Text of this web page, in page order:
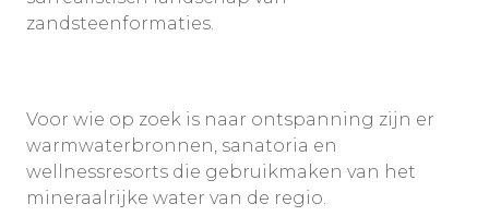
zandsteenformaties.
Voor wie op zoek is naar ontspanning zijn er
warmwaterbronnen, sanatoria en
wellnessresorts die gebruikmaken van het
mineraalrijke water van de regio.